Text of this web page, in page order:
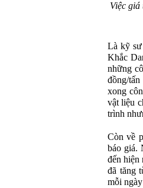
Việc
Là kỹ sư
Khắc
những
đồng/
xong
vật liệu
trình
Còn về
báo giá.
đến hiện
đã tăng
mỗi